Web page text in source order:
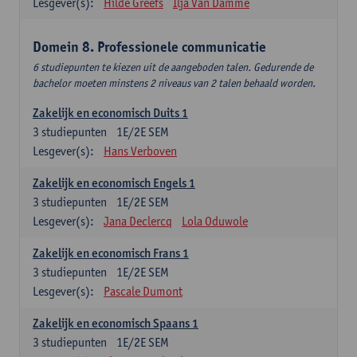
Domein 8. Professionele communicatie
6 studiepunten te kiezen uit de aangeboden talen. Gedurende de
bachelor moeten minstens 2 niveaus van 2 talen behaald worden.
Zakelijk en economisch Duits 1
1E/2E SEM
3 studiepunten
Lesgever(s):
Hans Verboven
Zakelijk en economisch Engels 1
1E/2E SEM
3 studiepunten
Lesgever(s):
Jana Declercq Lola Oduwole
Zakelijk en economisch Frans 1
1E/2E SEM
3 studiepunten
Lesgever(s):
Pascale Dumont
Zakelijk en economisch Spaans 1
1E/2E SEM
3 studiepunten